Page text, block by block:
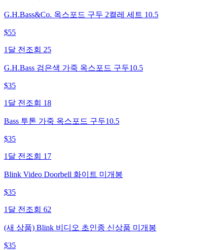
G.H.Bass&Co. 옥스포드 구두 2켤레 세트 10.5
$55
1달 전 조회 25
G.H.Bass 검은색 가죽 옥스포드 구두10.5
$35
1달 전 조회 18
Bass 투톤 가죽 옥스포드 구두10.5
$35
1달 전 조회 17
Blink Video Doorbell 화이트 미개봉
$35
1달 전 조회 62
(새 상품) Blink 비디오 초인종 신상품 미개봉
$35